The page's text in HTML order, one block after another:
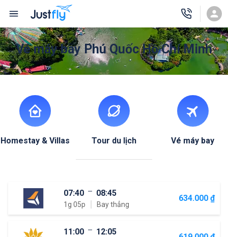
Vé máy bay Phú Quốc Hồ Chí Minh
Homestay & Villas Tour du lịch Vé máy bay
07:40 08:45
1g 05p Bay thẳng
634.000 ₫
11:00 12:05